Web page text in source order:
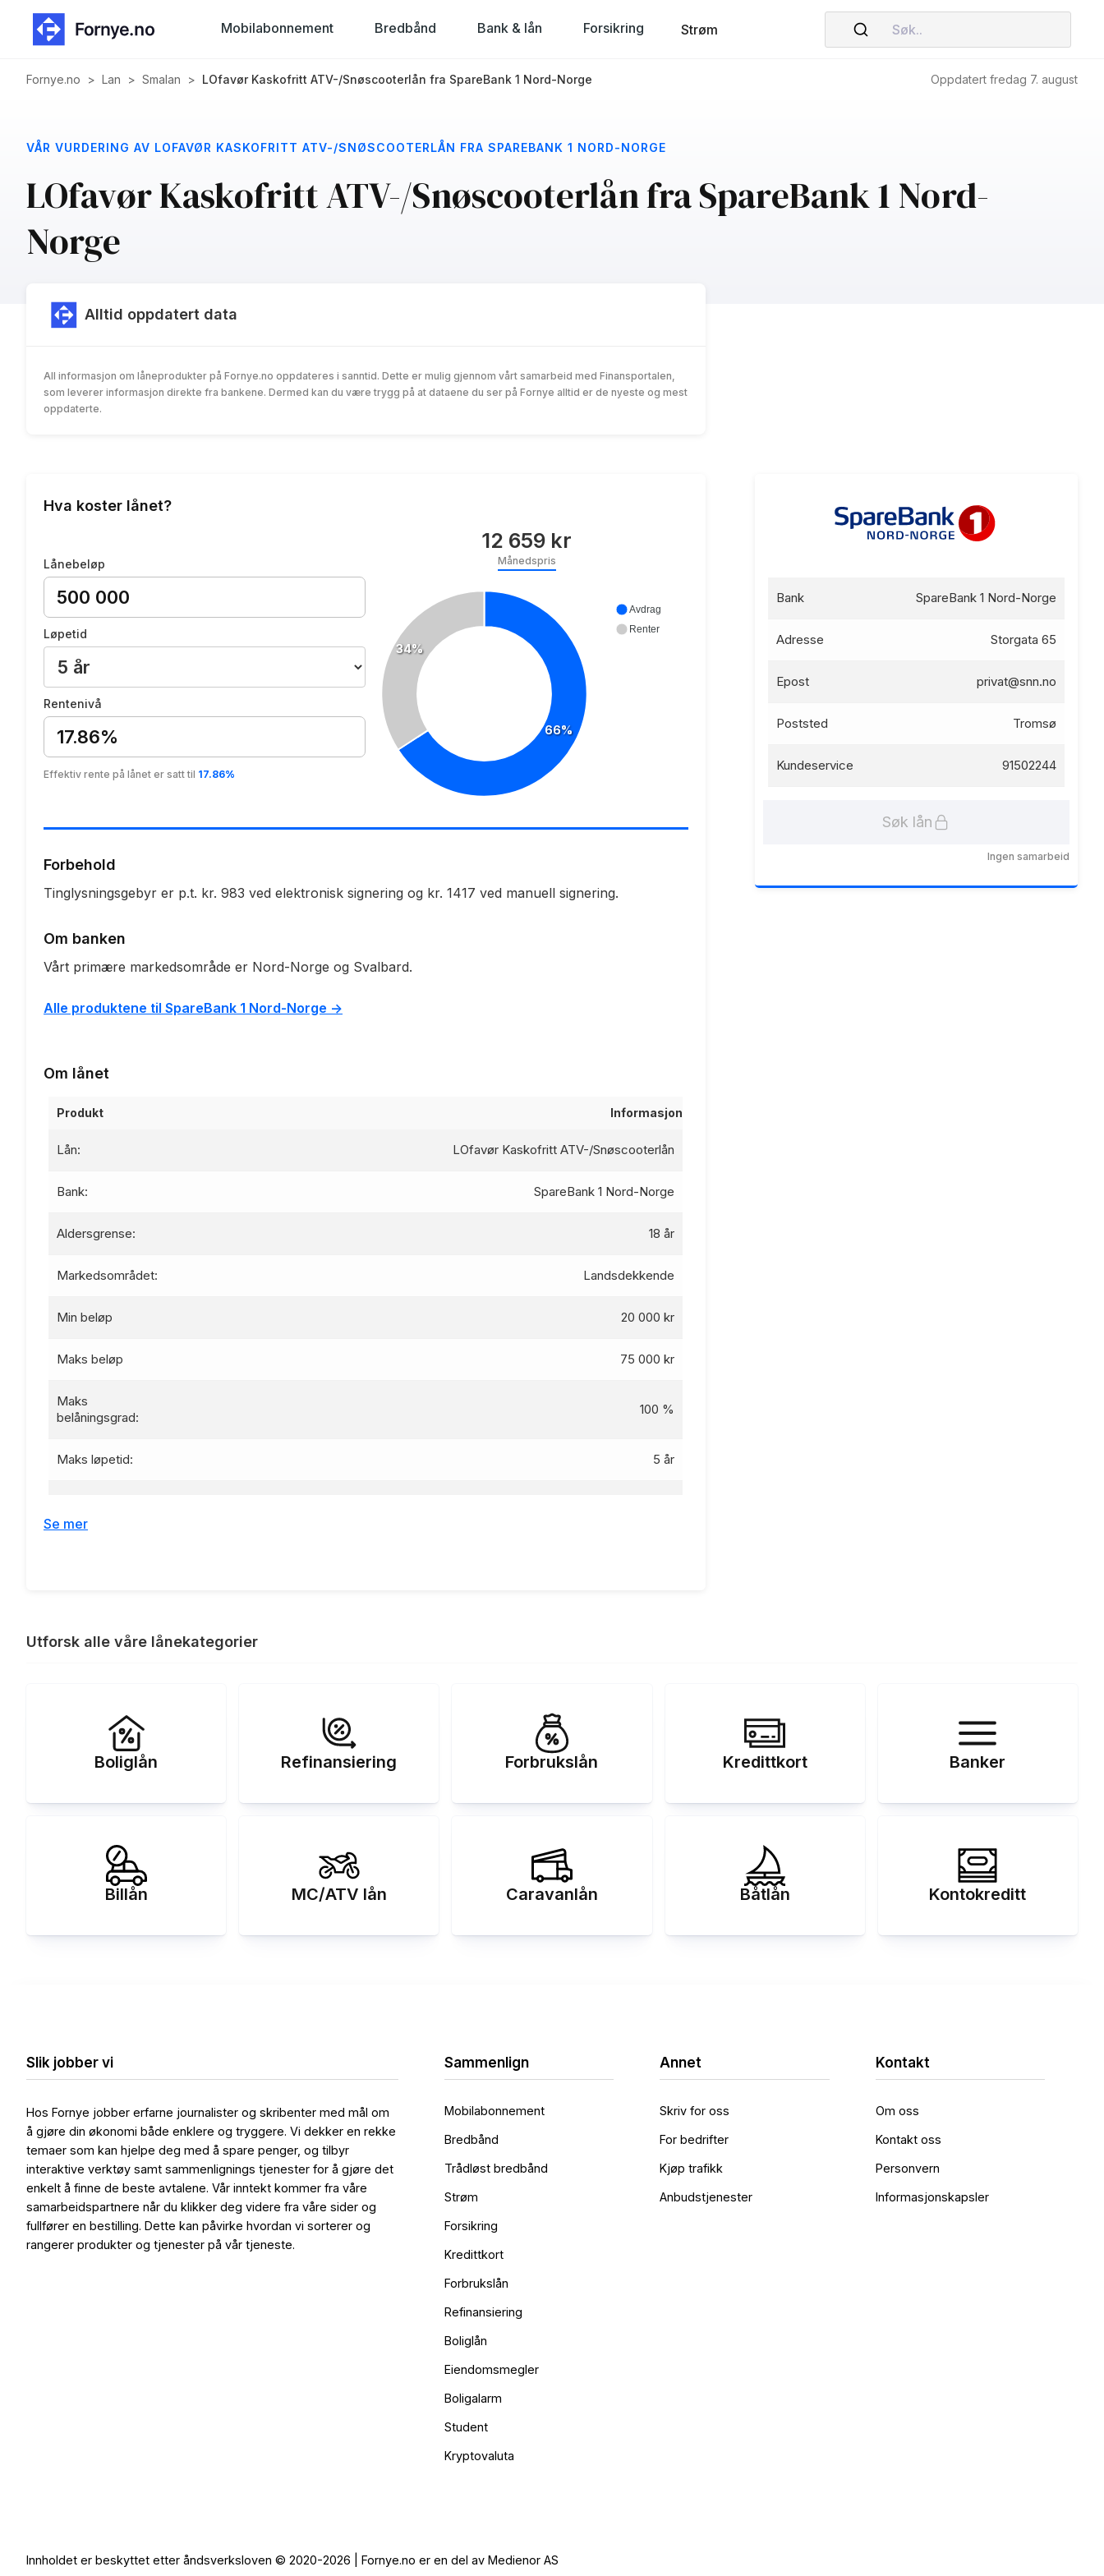
Mobilabonnement Bredbånd Bank & lån Forsikring Strøm Søk..
Fornye.no > Lan > Smalan > LOfavør Kaskofritt ATV-/Snøscooterlån fra SpareBank 1 Nord-Norge Oppdatert fredag 7. august
VÅR VURDERING AV LOFAVØR KASKOFRITT ATV-/SNØSCOOTERLÅN FRA SPAREBANK 1 NORD-NORGE
LOfavør Kaskofritt ATV-/Snøscooterlån fra SpareBank 1 Nord-
Norge
Alltid oppdatert data
All informasjon om låneprodukter på Fornye.no oppdateres i sanntid. Dette er mulig gjennom vårt samarbeid med Finansportalen,
som leverer informasjon direkte fra bankene. Dermed kan du være trygg på at dataene du ser på Fornye alltid er de nyeste og mest
oppdaterte.
Hva koster lånet?
Lånebeløp
Løpetid
Rentenivå
17.86%
Effektiv rente på lånet er satt til 17.86%
12 659 kr
Månedspris
66%
34%
Avdrag
Renter
Forbehold
Tinglysningsgebyr er p.t. kr. 983 ved elektronisk signering og kr. 1417 ved manuell signering.
Om banken
Vårt primære markedsområde er Nord-Norge og Svalbard.
Alle produktene til SpareBank 1 Nord-Norge ->
Om lånet
Produkt Informasjon
Lån: LOfavør Kaskofritt ATV-/Snøscooterlån
Bank: SpareBank 1 Nord-Norge
Aldersgrense: 18 år
Markedsområdet: Landsdekkende
Min beløp 20 000 kr
Maks beløp 75 000 kr
Maks
belåningsgrad:
100 %
Maks løpetid: 5 år
Se mer
Bank SpareBank 1 Nord-Norge
Adresse Storgata 65
Epost privat@snn.no
Poststed Tromsø
Kundeservice 91502244
Søk lån
Ingen samarbeid
Utforsk alle våre lånekategorier
Boliglån Refinansiering Forbrukslån Kredittkort Banker
Billån MC/ATV lån Caravanlån Båtlån Kontokreditt
Slik jobber vi
Hos Fornye jobber erfarne journalister og skribenter med mål om
å gjøre din økonomi både enklere og tryggere. Vi dekker en rekke
temaer som kan hjelpe deg med å spare penger, og tilbyr
interaktive verktøy samt sammenlignings tjenester for å gjøre det
enkelt å finne de beste avtalene. Vår inntekt kommer fra våre
samarbeidspartnere når du klikker deg videre fra våre sider og
fullfører en bestilling. Dette kan påvirke hvordan vi sorterer og
rangerer produkter og tjenester på vår tjeneste.
Sammenlign
Mobilabonnement
Bredbånd
Trådløst bredbånd
Strøm
Forsikring
Kredittkort
Forbrukslån
Refinansiering
Boliglån
Eiendomsmegler
Boligalarm
Student
Kryptovaluta
Annet
Skriv for oss
For bedrifter
Kjøp trafikk
Anbudstjenester
Kontakt
Om oss
Kontakt oss
Personvern
Informasjonskapsler
Innholdet er beskyttet etter åndsverksloven © 2020-2026 | Fornye.no er en del av Medienor AS